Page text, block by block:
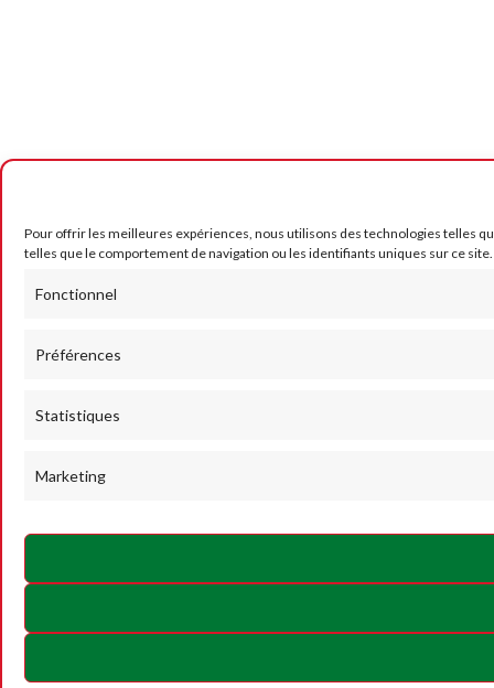
Pour offrir les meilleures expériences, nous utilisons des technologies telles
telles que le comportement de navigation ou les identifiants uniques sur ce
Fonctionnel
Préférences
Statistiques
Marketing